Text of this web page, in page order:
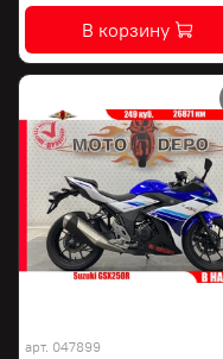
В корзину
арт. 047899